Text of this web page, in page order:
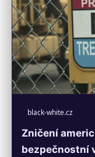
black-white.cz
Zničení
bezpečnostní